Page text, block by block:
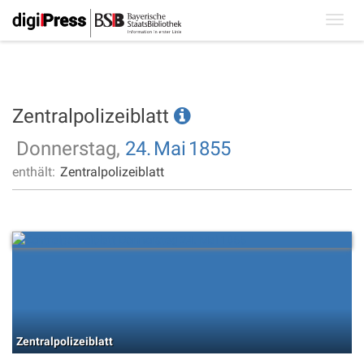
Zentralpolizeiblatt
Donnerstag, 24. Mai 1855
enthält: Zentralpolizeiblatt
Zentralpolizeiblatt